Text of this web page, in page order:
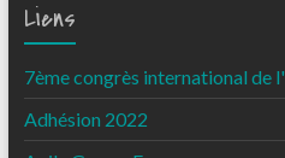
Liens
7ème congrès international de
Adhésion 2022